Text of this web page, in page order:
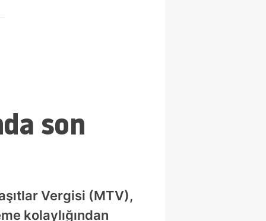
son
Vergisi (MTV),
kolaylığından